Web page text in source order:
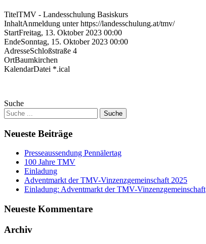
TitelTMV - Landesschulung Basiskurs
InhaltAnmeldung unter https://landesschulung.at/tmv/
StartFreitag, 13. Oktober 2023 00:00
EndeSonntag, 15. Oktober 2023 00:00
AdresseSchloßstraße 4
OrtBaumkirchen
KalendarDatei *.ical
Suche
Neueste Beiträge
Presseaussendung Pennälertag
100 Jahre TMV
Einladung
Adventmarkt der TMV-Vinzenzgemeinschaft 2025
Einladung: Adventmarkt der TMV-Vinzenzgemeinschaft
Neueste Kommentare
Archiv